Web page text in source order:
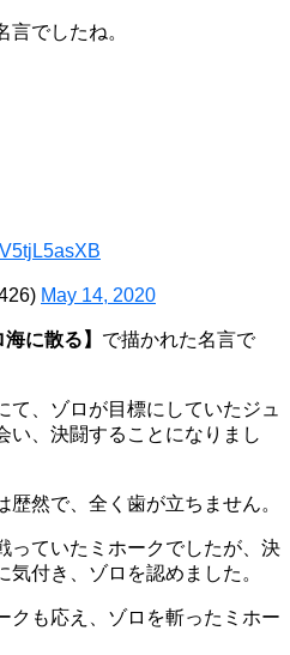
でしたね。
May 14, 2020
に散る】 で描かれた名言で
て、ゾロが目標にしていたジュ
い、決闘することになりまし
歴然で、全く歯が立ちません。
っていたミホークでしたが、決
付き、ゾロを認めました。
クも応え、ゾロを斬ったミホー